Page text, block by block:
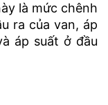
là mức chênh
ra của van, áp
áp suất ở đầu